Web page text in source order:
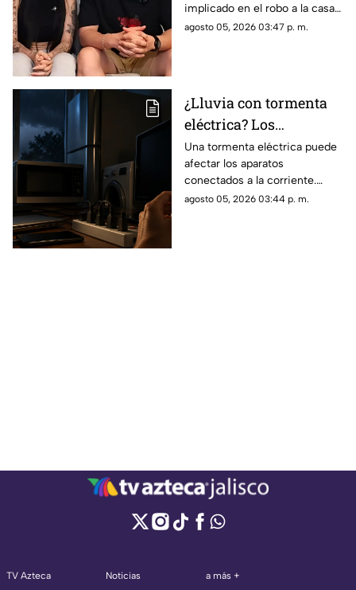
implicado en el robo a la casa
de Karely Ruiz. Las huellas
agosto 05, 2026 03:47 p. m.
¿Lluvia con tormenta
eléctrica? Los
dispositivos que es
mejor desenchufar
Una tormenta eléctrica puede
afectar los aparatos
conectados a la corriente.
Conoce cuáles es
agosto 05, 2026 03:44 p. m.
TV Azteca
Noticias
a más +